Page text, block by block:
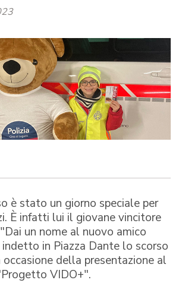
è stato un giorno speciale per
È infatti lui il giovane vincitore
un nome al nuovo amico
in Piazza Dante lo scorso
della presentazione al
VIDO+".